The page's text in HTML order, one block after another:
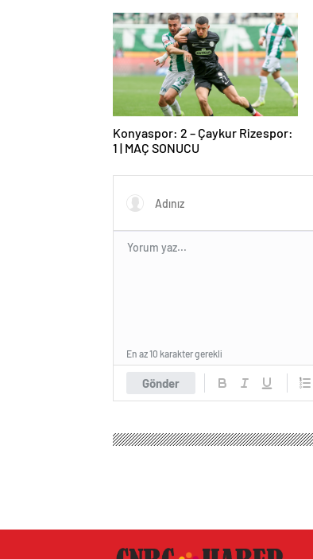
Konyaspor: 2 – Çaykur Rizespor:
1 | MAÇ SONUCU
Gönder
En az 10 karakter gerekli